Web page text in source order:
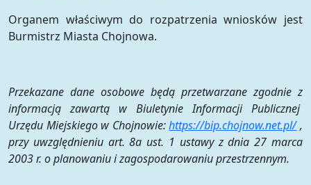
Organem właściwym do rozpatrzenia wniosków jest
Burmistrz Miasta Chojnowa.
Przekazane dane osobowe będą przetwarzane zgodnie z
informacją zawartą w Biuletynie Informacji Publicznej
Urzędu Miejskiego w Chojnowie:https://bip.chojnow.net.pl/,
przy uwzględnieniu art. 8a ust. 1 ustawy z dnia 27 marca
2003 r. o planowaniu i zagospodarowaniu przestrzennym.